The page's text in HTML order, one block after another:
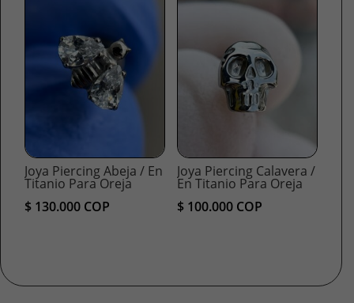
Joya Piercing Abeja / En
Titanio Para Oreja
$ 130.000 COP
Joya Piercing Calavera /
En Titanio Para Oreja
$100.000COP